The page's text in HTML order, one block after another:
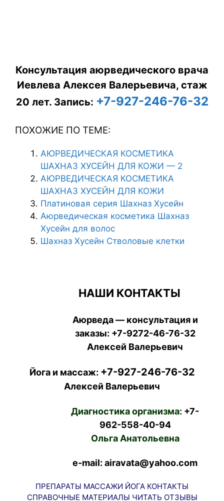
Консультация аюрведического врача
Иевлева Алексея Валерьевича, стаж
20 лет. Запись: +7-927-246-76-32
ПОХОЖИЕ ПО ТЕМЕ:
АЮРВЕДИЧЕСКАЯ КОСМЕТИКА
ШАХНАЗ ХУСЕЙН ДЛЯ КОЖИ — 2
АЮРВЕДИЧЕСКАЯ КОСМЕТИКА
ШАХНАЗ ХУСЕЙН ДЛЯ КОЖИ
Платиновая серия Шахназ Хусейн
Аюрведическая косметика Шахназ
Хусейн для волос
Шахназ Хусейн Стволовые клетки
НАШИ КОНТАКТЫ
Аюрведа — консультация и
заказы: +7-9272-46-76-32
Алексей Валерьевич
Йога и массаж: +7-927-246-76-32
Алексей Валерьевич
Диагностика организма: +7-
962-558-40-94
Ольга Анатольевна
e-mail: airavata@yahoo.com
ПРЕПАРАТЫ МАССАЖИ ЙОГА КОНТАКТЫ
СПРАВОЧНЫЕ МАТЕРИАЛЫ ЧИТАТЬ ОТЗЫВЫ